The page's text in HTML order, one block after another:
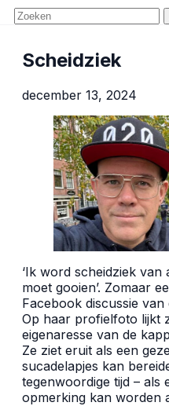
Scheidziek
december 13, 2024
‘Ik word scheidziek van
moet gooien’. Zomaar
Facebook discussie van
Op haar profielfoto lijkt
eigenaresse van de
Ze ziet eruit als een
sucadelapjes kan
tegenwoordige tijd – als
opmerking kan worden